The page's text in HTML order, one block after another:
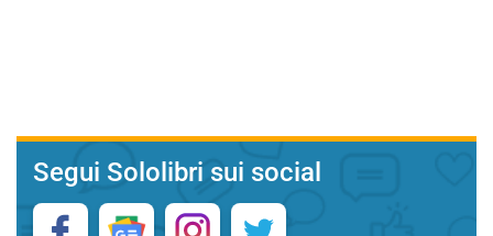
Segui Sololibri sui social